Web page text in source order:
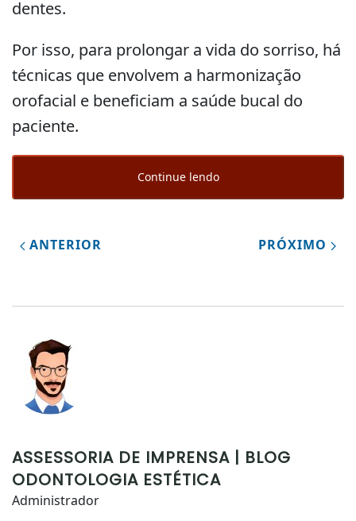
dentes.
Por isso, para prolongar a vida do sorriso, há
técnicas que envolvem a harmonização
orofacial e beneficiam a saúde bucal do
paciente.
Continue lendo
ANTERIOR PRÓXIMO
ASSESSORIA DE IMPRENSA | BLOG
ODONTOLOGIA ESTÉTICA
Administrador